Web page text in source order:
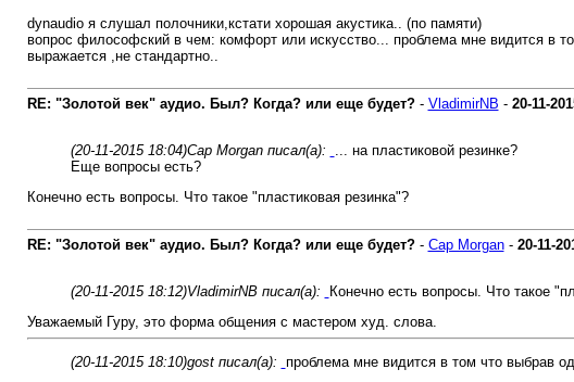
dynaudio я слушал полочники,кстати хорошая акустика.. (по памяти)
вопрос философский в чем: комфорт или искусство... проблема мне видится в
выражается ,не стандартно..
RE: "Золотой век" аудио. Был? Когда? или еще будет?- VladimirNB - 20-11-
(20-11-2015 18:04)Cap Morgan писал(а):
... на пластиковой резинке?
Еще вопросы есть?
Конечно есть вопросы. Что такое "пластиковая резинка"?
RE: "Золотой век" аудио. Был? Когда? или еще будет?- Cap Morgan- 20-11-
(20-11-2015 18:12)VladimirNB писал(а):
Конечно есть вопросы. Что такое
Уважаемый Гуру, это форма общения с мастером худ. слова.
(20-11-2015 18:10)gost писал(а): проблема мне видится в том что выбрав